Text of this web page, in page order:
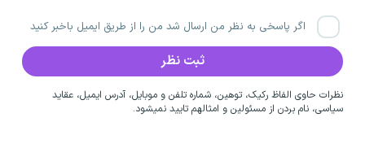
اگر پاسخی به نظر من ارسال شد من را از طریق ایمیل باخبر کنید
نظرات حاوی الفاظ رکیک، توهین، شماره تلفن و موبایل، آدرس ایمیل، عقاید
سیاسی، نام بردن از مسئولین و امثالهم تایید نمیشود.